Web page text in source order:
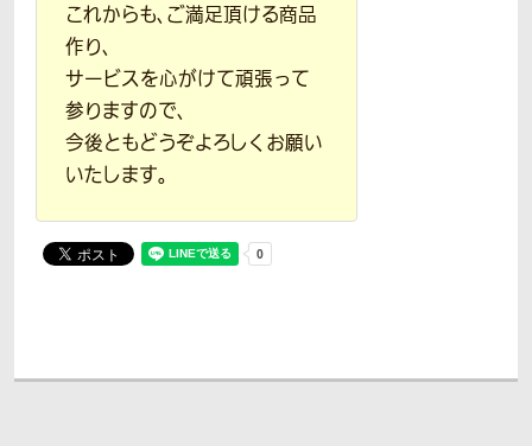
これからも、ご満足頂ける商品
作り、
サービスを心がけて頑張って
参りますので、
今後ともどうぞよろしくお願い
いたします。